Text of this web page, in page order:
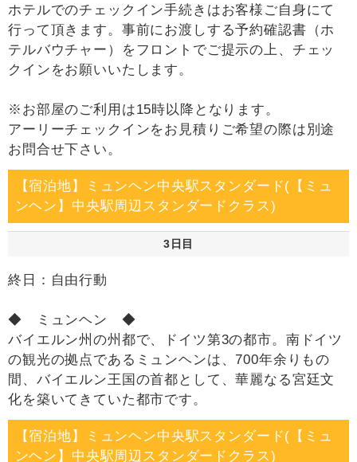
ホテルでのチェックイン手続きはお客様ご自身にて
行って頂きます。事前にお渡しする予約確認書（ホ
テルバウチャー）をフロントでご提示の上、チェッ
クインをお願いいたします。
※お部屋のご利用は15時以降となります。
アーリーチェックインをお見積りご希望の際は別途
お問合せ下さい。
【宿泊地】ミュンヘン中央駅スタンダード(【ミュ
ンヘン】中央駅周辺スタンダードクラス)
3日目
終日：自由行動
◆ ミュンヘン ◆
バイエルン州の州都で、ドイツ第3の都市。南ドイツ
の観光の拠点であるミュンヘンは、700年余りもの
間、バイエルン王国の首都として、華麗なる宮廷文
化を築いてきていた都市です。
【宿泊地】ミュンヘン中央駅スタンダード(【ミュ
ンヘン】中央駅周辺スタンダードクラス)